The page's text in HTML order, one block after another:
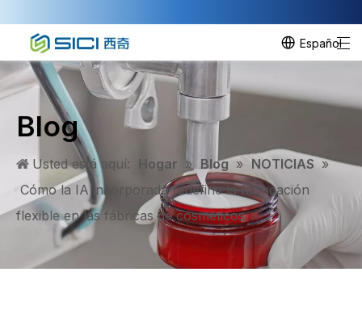
Español
Blog
Usted está aquí: Hogar » Blog » NOTICIAS »
Cómo la IA incorporada redefine la fabricación
flexible en las fábricas de cosméticos